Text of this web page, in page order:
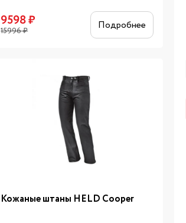
9598₽
15996₽ Подробнее
Кожаные штаны HELD Cooper